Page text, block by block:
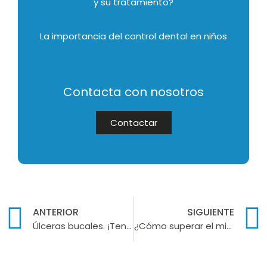
La importancia del control dental en niños
Contacta con nosotros
Contactar
ANTERIOR
Úlceras bucales. ¡Tengo una llaga!
SIGUIENTE
¿Cómo superar el miedo al dentista?